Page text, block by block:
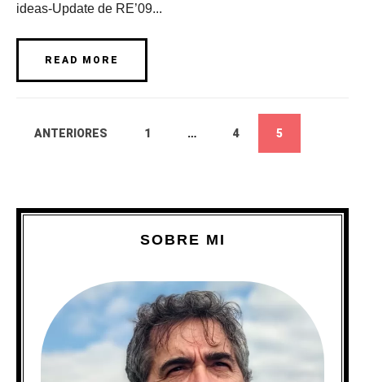
ideas-Update de RE’09...
READ MORE
ANTERIORES 1 … 4 5
SOBRE MI